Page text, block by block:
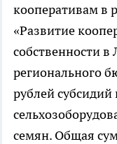
кооперативам в
«Развитие
собственности в
регионального
рублей субсидий
семян. Общая